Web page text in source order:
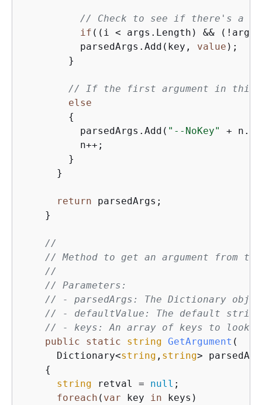
// Check to see if there's a
if ((i < args.Length) &&
          parsedArgs.Add(key,
value );
        }
// If the first argument in this
else
{
          parsedArgs.Add(
"--NoKey"
+
          n++;
        }
      }
return parsedArgs;
    }
//
// Method to get an argument from the
//
// Parameters:
// - parsedArgs: The Dictionary
// - defaultValue: The default
// - keys: An array of keys to look
public
static string GetArgument (
      Dictionary<
string , string>
{
string retval = null ;
foreach ( var key in keys)